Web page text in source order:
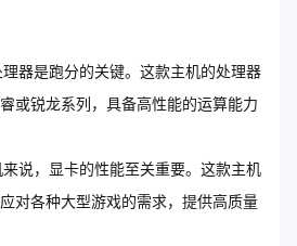
器是跑分的关键。这款主机的处理器
或锐龙系列，具备高性能的运算能力
说，显卡的性能至关重要。这款主机
对各种大型游戏的需求，提供高质量